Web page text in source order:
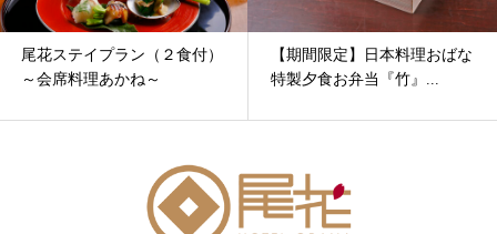
尾花ステイプラン（２食付）
～会席料理あかね～
【期間限定】日本料理おばな
特製夕食お弁当『竹』...